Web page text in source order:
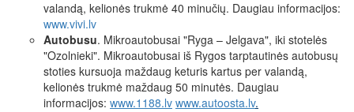
valandą, kelionės trukmė 40 minučių. Daugiau informacijos:
www.vivi.lv
Autobusu. Mikroautobusai "Ryga – Jelgava", iki stotelės
"Ozolnieki". Mikroautobusai iš Rygos tarptautinės autobusų
stoties kursuoja maždaug keturis kartus per valandą,
kelionės trukmė maždaug 50 minutės. Daugiau
informacijos: www.1188.lv www.autoosta.lv.